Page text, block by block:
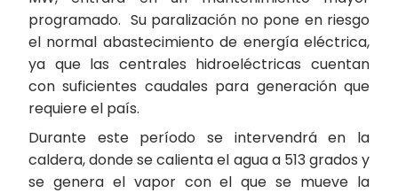
programado. Su paralización no pone en riesgo
el normal abastecimiento de energía eléctrica,
ya que las centrales hidroeléctricas cuentan
con suficientes caudales para generación que
requiere el país.
Durante este período se intervendrá en la
caldera, donde se calienta el agua a 513 grados y
se genera el vapor con el que se mueve la